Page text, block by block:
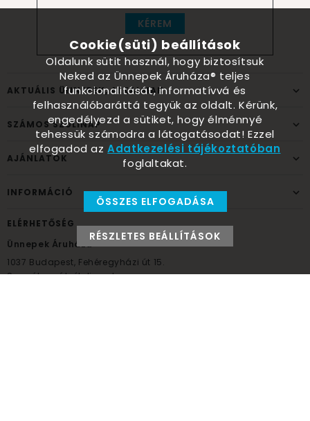
KÉREM
AKTUÁLIS ÜNNEPEK, ALKALMAK
SZÁMOS SZÜLINAP
AJÁNLATOK
INFORMÁCIÓ
ELÉRHETŐSÉG
Ünnepek Áruháza
1037 Budapest, Fehéregyházi út 15.
Személyes átvételi pont
Cookie(süti) beállítások
Oldalunk sütit használ, hogy biztosítsuk
Neked az Ünnepek Áruháza® teljes
funkcionalitását, informatívvá és
felhasználóbaráttá tegyük az oldalt. Kérünk,
engedélyezd a sütiket, hogy élménnyé
tehessük számodra a látogatásodat! Ezzel
elfogadod azAdatkezelési tájékoztatóban
foglaltakat.
ÖSSZES ELFOGADÁSA
RÉSZLETES BEÁLLÍTÁSOK